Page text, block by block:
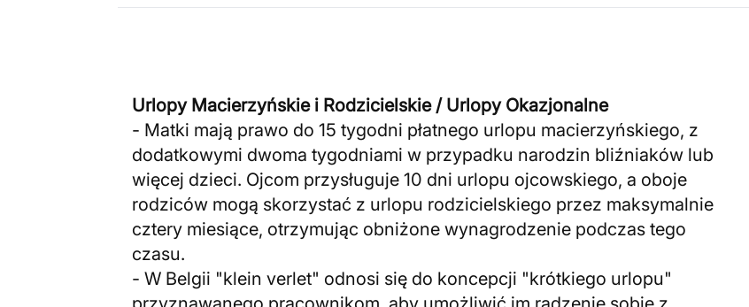
Urlopy Macierzyńskie i Rodzicielskie / Urlopy Okazjonalne
- Matki mają prawo do 15 tygodni płatnego urlopu macierzyńskiego, z
dodatkowymi dwoma tygodniami w przypadku narodzin bliźniaków lub
więcej dzieci. Ojcom przysługuje 10 dni urlopu ojcowskiego, a oboje
rodziców mogą skorzystać z urlopu rodzicielskiego przez maksymalnie
cztery miesiące, otrzymując obniżone wynagrodzenie podczas tego
czasu.
- W Belgii "klein verlet" odnosi się do koncepcji "krótkiego urlopu"